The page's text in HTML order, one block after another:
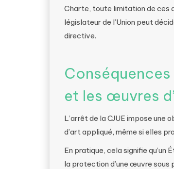
Charte, toute limitation de ces
législateur de l’Union peut
directive.
et les œuvres
L’arrêt de la CJUE impose
d’art appliqué, même si elles
En pratique, cela signifie
la protection d’une œuvre sous